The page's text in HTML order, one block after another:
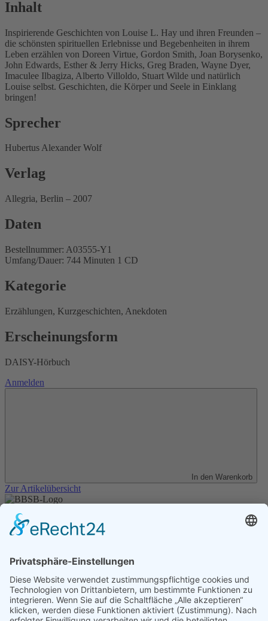
Inhalt
Inspirierende Geschichten von Louise L. Hay und ihren Freunden –
die schönsten spirituellen Erlebnisse und Begebenheiten in ihrem
Leben erzählen von Doreen Virtue, Gordon Smith, Joan Borysenko,
John Edwards, Esther & Jerry Hicks, Greg Braden, Wayne Dyer,
Imaculee Ilbagiza, Alberto Villoldo, Stuart Wilde und natürlich
Louise selbst. Geschichten, die Körper und Seele in Einklang
bringen!
Sprecher
Hubertus Alexander Wolf
Verlag
Allegria, Berlin – 2007
Daten
Bestellnummer: A03555-Y1
Umfang/Dauer: 744 Minuten 1 CD
Kategorie
Erzählungen, Kurzgeschichten, Anekdoten
Erscheinungsform
DAISY-Hörbuch
Anmelden
In den Warenkorb
Zur Artikelübersicht
Unser Angebot
Shop
Datenschutz
Kontakt
Transparenzerklärung